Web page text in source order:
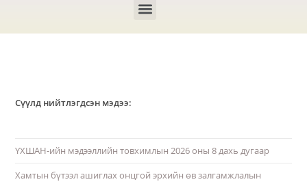
Сүүлд нийтлэгдсэн мэдээ:
ҮХШАН-ийн мэдээллийн товхимлын 2026 оны 8 дахь дугаар
Хамтын бүтээл ашиглах онцгой эрхийн өв залгамжлалын